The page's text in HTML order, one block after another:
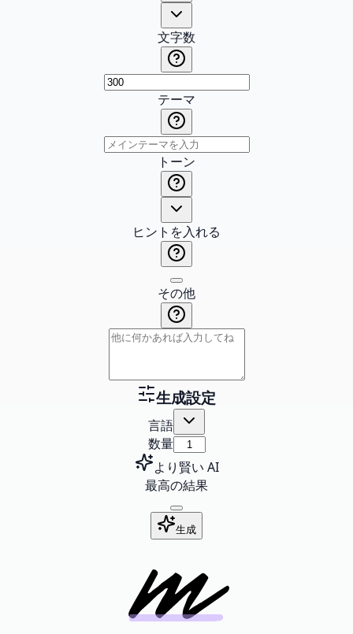
文字数
テーマ
トーン
ヒントを入れる
その他
生成設定
言語
数量
より賢い AI
最高の結果
生成